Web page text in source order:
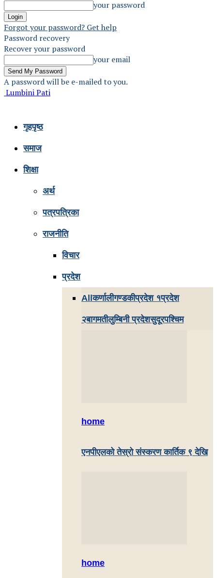
your password
Forgot your password? Get help
Password recovery
Recover your password
your email
A password will be e-mailed to you.
Lumbini Pati
गृहपृष्ठ
समाज
शिक्षा
अर्थ
पत्रपत्रिका
राजनीति
विचार
प्रदेश
Allकर्णालीगण्डकीप्रदेश १प्रदेश
२बागमतीलुम्बिनी प्रदेशसुदूरपश्चिम
home
एनपीएलको तेस्रो संस्करण कार्तिक ९ देखि
home